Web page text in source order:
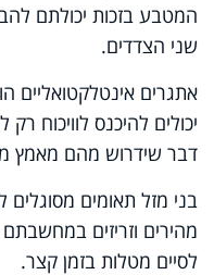
המטבע בזכות יכולתם
שני הצדדים.
אתגרים אינטלקטואליים
יכולים להיכנס לוויכוח
דבר שידרוש מהם מאמץ
בני מזל תאומים
מהירים וזריזים
לסיים מטלות בזמן קצר.